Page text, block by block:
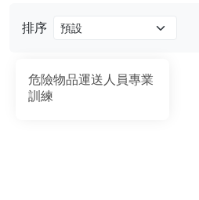
排序
危險物品運送人員專業
訓練